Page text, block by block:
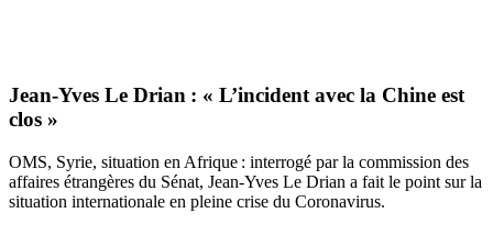
Jean-Yves Le Drian : « L’incident avec la Chine est
clos »
OMS, Syrie, situation en Afrique : interrogé par la commission des
affaires étrangères du Sénat, Jean-Yves Le Drian a fait le point sur la
situation internationale en pleine crise du Coronavirus.